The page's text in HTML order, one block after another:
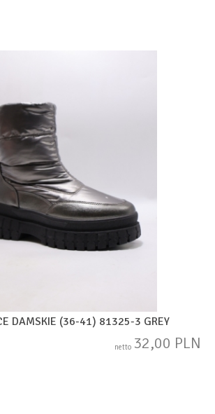
DAMSKIE (36-41) 81325-3 GREY
netto 32,00 PLN